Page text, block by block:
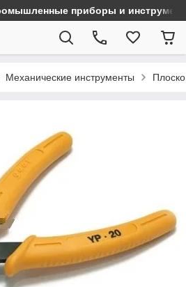
приборы и
Механические инструменты